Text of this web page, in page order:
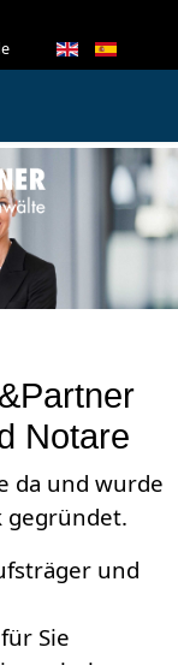
Notare
da und wurde
gegründet.
und
Sie